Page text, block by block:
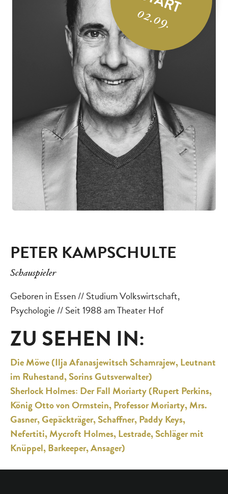
02.09.
PETER KAMPSCHULTE
Schauspieler
Geboren in Essen // Studium Volkswirtschaft,
Psychologie // Seit 1988 am Theater Hof
ZU SEHEN IN:
Die Möwe (Ilja Afanasjewitsch Schamrajew, Leutnant
im Ruhestand, Sorins Gutsverwalter)
Sherlock Holmes: Der Fall Moriarty (Rupert Perkins,
König Otto von Ormstein, Professor Moriarty, Mrs.
Gasner, Gepäckträger, Schaffner, Paddy Keys,
Nefertiti, Mycroft Holmes, Lestrade, Schläger mit
Knüppel, Barkeeper, Ansager)